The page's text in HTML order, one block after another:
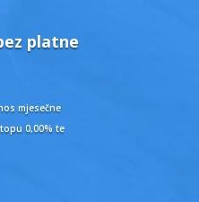
platne
mjesečne
0,00% te